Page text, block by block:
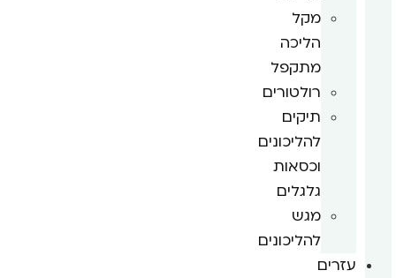
מקל
הליכה
מתקפל
רולטורים
תיקים
להליכונים
וכסאות
גלגלים
מגש
להליכונים
עזרים